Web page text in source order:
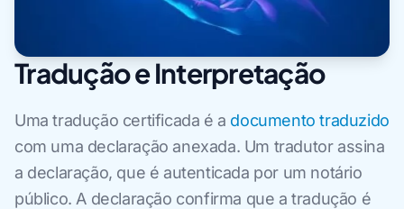
Tradução e Interpretação
Uma tradução certificada é a documento traduzido
com uma declaração anexada. Um tradutor assina
a declaração, que é autenticada por um notário
público. A declaração confirma que a tradução é